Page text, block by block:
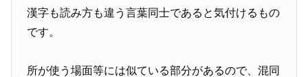
漢字も読み方も違う言葉同士であると気付けるもの
です。
所が使う場面等には似ている部分があるので、混同